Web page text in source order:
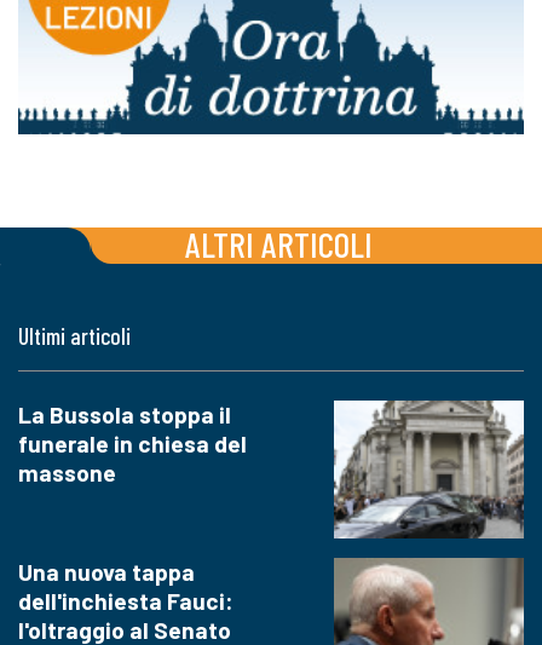
ALTRI ARTICOLI
Ultimi articoli
La Bussola stoppa il
funerale in chiesa del
massone
Una nuova tappa
dell'inchiesta Fauci:
l'oltraggio al Senato